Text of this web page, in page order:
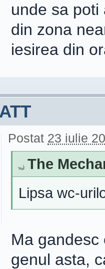
unde sa poti
din zona
iesirea din
Postat 23 iulie
The
Lipsa wc-
Ma gandesc
genul asta,